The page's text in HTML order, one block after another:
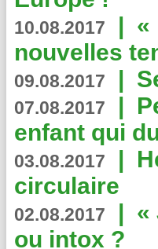
10.08.2017 | «
nouvelles
09.08.2017 |
07.08.2017 |
enfant qui
03.08.2017 |
circulaire
02.08.2017 | «
ou intox ?